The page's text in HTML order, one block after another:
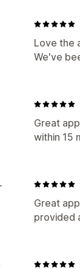
Love the
We've
Great
within 15
Great
provided
）